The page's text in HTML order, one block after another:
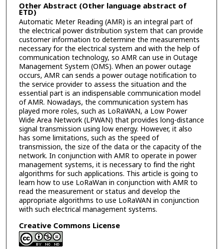
Other Abstract (Other language abstract of
ETD)
Automatic Meter Reading (AMR) is an integral part of
the electrical power distribution system that can provide
customer information to determine the measurements
necessary for the electrical system and with the help of
communication technology, so AMR can use in Outage
Management System (OMS). When an power outage
occurs, AMR can sends a power outage notification to
the service provider to assess the situation and the
essential part is an indispensable communication model
of AMR. Nowadays, the communication system has
played more roles, such as LoRaWAN, a Low Power
Wide Area Network (LPWAN) that provides long-distance
signal transmission using low energy. However, it also
has some limitations, such as the speed of
transmission, the size of the data or the capacity of the
network. In conjunction with AMR to operate in power
management systems, it is necessary to find the right
algorithms for such applications. This article is going to
learn how to use LoRaWan in conjunction with AMR to
read the measurement or status and develop the
appropriate algorithms to use LoRaWAN in conjunction
with such electrical management systems.
Creative Commons License